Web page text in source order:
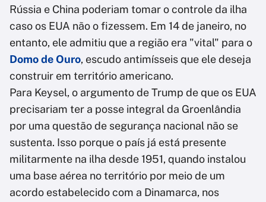
Rússia e China poderiam tomar o controle da ilha
caso os EUA não o fizessem. Em 14 de janeiro, no
entanto, ele admitiu que a região era "vital" para o
Domo de Ouro, escudo antimísseis que ele deseja
construir em território americano.
Para Keysel, o argumento de Trump de que os EUA
precisariam ter a posse integral da Groenlândia
por uma questão de segurança nacional não se
sustenta. Isso porque o país já está presente
militarmente na ilha desde 1951, quando instalou
uma base aérea no território por meio de um
acordo estabelecido com a Dinamarca, nos